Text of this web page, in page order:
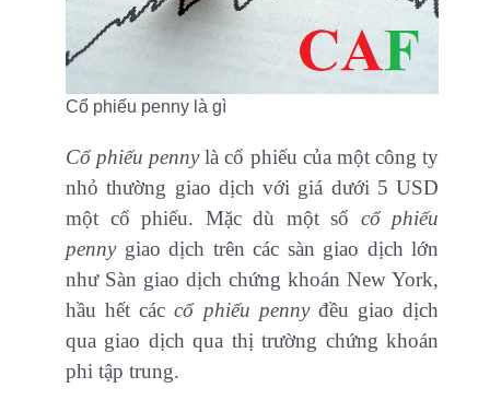
Cổ phiếu penny là gì
Cổ phiếu pennylà cổ phiếu của một công ty
nhỏ thường giao dịch với giá dưới 5 USD
một cổ phiếu. Mặc dù một số cổ phiếu
pennygiao dịch trên các sàn giao dịch lớn
như Sàn giao dịch chứng khoán New York,
hầu hết cáccổ phiếu pennyđều giao dịch
qua giao dịch qua thị trường chứng khoán
phi tập trung.